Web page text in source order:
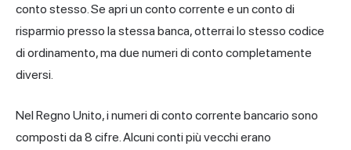
conto stesso. Se apri un conto corrente e un conto di
risparmio presso la stessa banca, otterrai lo stesso codice
di ordinamento, ma due numeri di conto completamente
diversi.
Nel Regno Unito, i numeri di conto corrente bancario sono
composti da 8 cifre. Alcuni conti più vecchi erano